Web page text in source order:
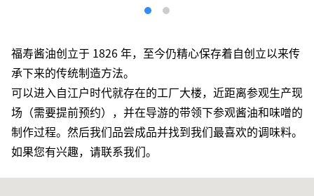
福寿酱油创立于 1826 年，至今仍精心保存着自创立以来传
承下来的传统制造方法。
可以进入自江户时代就存在的工厂大楼，近距离参观生产现
场（需要提前预约），并在导游的带领下参观酱油和味噌的
制作过程。然后我们品尝成品并找到我们最喜欢的调味料。
如果您有兴趣，请联系我们。